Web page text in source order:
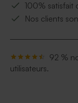
100% satisfait
Nos clients
92 %
utilisateurs.